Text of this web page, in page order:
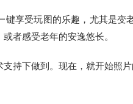
键享受玩图的乐趣，尤其是
者感受老年的安逸悠长。
持下做到。现在，就开始照片